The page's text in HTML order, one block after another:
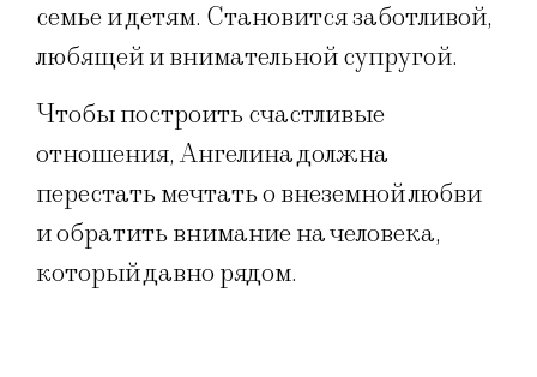
семье и детям. Становится заботливой,
любящей и внимательной супругой.
Чтобы построить счастливые
отношения, Ангелина должна
перестать мечтать о внеземной любви
и обратить внимание на человека,
который давно рядом.